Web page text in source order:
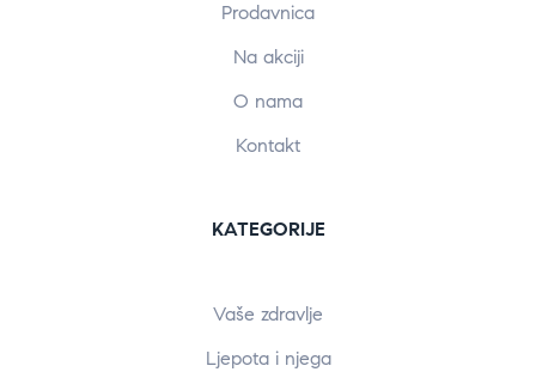
Prodavnica
Na akciji
O nama
Kontakt
KATEGORIJE
Vaše zdravlje
Ljepota i njega